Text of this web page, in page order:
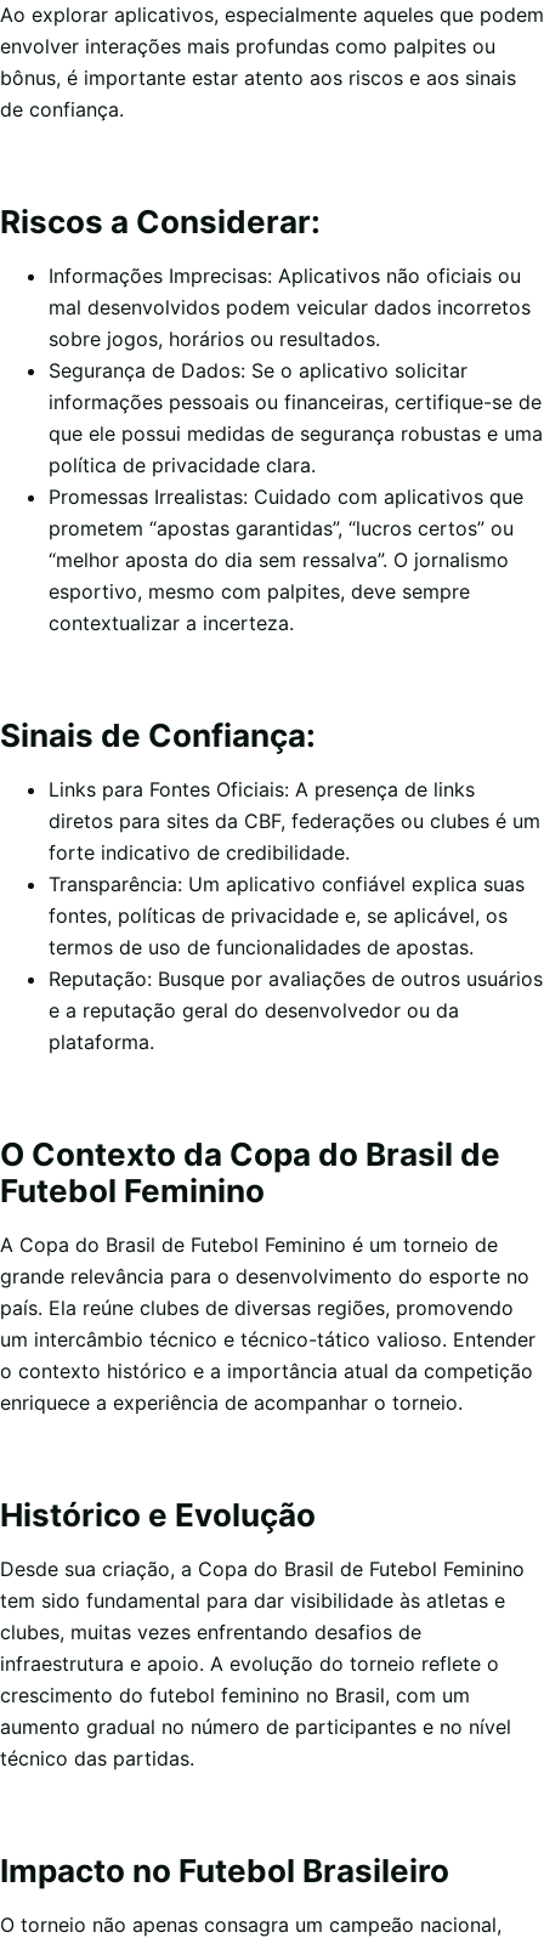
Ao explorar aplicativos, especialmente aqueles que podem
envolver interações mais profundas como palpites ou
bônus, é importante estar atento aos riscos e aos sinais
de confiança.
Riscos a Considerar:
Informações Imprecisas: Aplicativos não oficiais ou
mal desenvolvidos podem veicular dados incorretos
sobre jogos, horários ou resultados.
Segurança de Dados: Se o aplicativo solicitar
informações pessoais ou financeiras, certifique-se de
que ele possui medidas de segurança robustas e uma
política de privacidade clara.
Promessas Irrealistas: Cuidado com aplicativos que
prometem “apostas garantidas”, “lucros certos” ou
“melhor aposta do dia sem ressalva”. O jornalismo
esportivo, mesmo com palpites, deve sempre
contextualizar a incerteza.
Sinais de Confiança:
Links para Fontes Oficiais: A presença de links
diretos para sites da CBF, federações ou clubes é um
forte indicativo de credibilidade.
Transparência: Um aplicativo confiável explica suas
fontes, políticas de privacidade e, se aplicável, os
termos de uso de funcionalidades de apostas.
Reputação: Busque por avaliações de outros usuários
e a reputação geral do desenvolvedor ou da
plataforma.
O Contexto da Copa do Brasil de
Futebol Feminino
A Copa do Brasil de Futebol Feminino é um torneio de
grande relevância para o desenvolvimento do esporte no
país. Ela reúne clubes de diversas regiões, promovendo
um intercâmbio técnico e técnico-tático valioso. Entender
o contexto histórico e a importância atual da competição
enriquece a experiência de acompanhar o torneio.
Histórico e Evolução
Desde sua criação, a Copa do Brasil de Futebol Feminino
tem sido fundamental para dar visibilidade às atletas e
clubes, muitas vezes enfrentando desafios de
infraestrutura e apoio. A evolução do torneio reflete o
crescimento do futebol feminino no Brasil, com um
aumento gradual no número de participantes e no nível
técnico das partidas.
Impacto no Futebol Brasileiro
O torneio não apenas consagra um campeão nacional,